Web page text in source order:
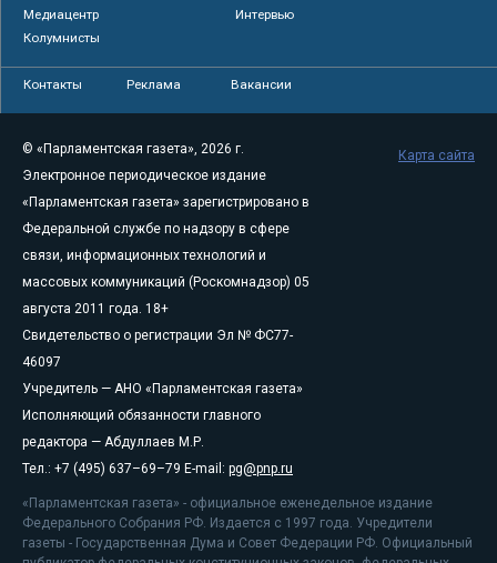
Медиацентр
Интервью
Колумнисты
Контакты Реклама Вакансии
© «Парламентская газета», 2026 г.
Электронное периодическое издание
«Парламентская газета» зарегистрировано в
Федеральной службе по надзору в сфере
связи, информационных технологий и
массовых коммуникаций (Роскомнадзор) 05
августа 2011 года. 18+
Свидетельство о регистрации Эл № ФС77-
46097
Учредитель — АНО «Парламентская газета»
Исполняющий обязанности главного
редактора — Абдуллаев М.Р.
Тел.: +7 (495) 637–69–79 E-mail: pg@pnp.ru
«Парламентская газета» - официальное еженедельное издание
Федерального Собрания РФ. Издается с 1997 года. Учредители
газеты - Государственная Дума и Совет Федерации РФ. Официальный
Карта сайта